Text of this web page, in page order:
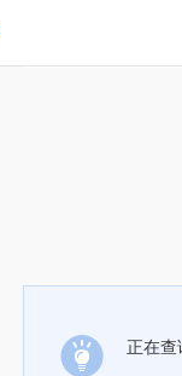
正在查